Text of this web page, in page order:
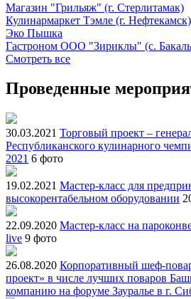
Магазин "Грильяж" (г. Стерлитамак)
Кулинармаркет Тэмле (г. Нефтекамск)
Эко Пышка
Гастроном ООО "Зириклы" (с.
Смотреть все
Проведенные
30.03.2021 Торговый проект –
Республиканского кулинарного
2021 6 фото
19.02.2021 Мастер-класс для
высокорентабельном оборудовании
22.09.2020 Мастер-класс на
live 9 фото
26.08.2020 Корпоративный шеф-
проект» в числе лучших поваров
компанию на форуме Зауралье в г.